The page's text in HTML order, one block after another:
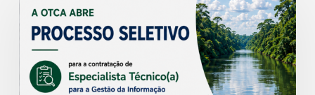
processo
para
Especialista
Técnico(a)
em